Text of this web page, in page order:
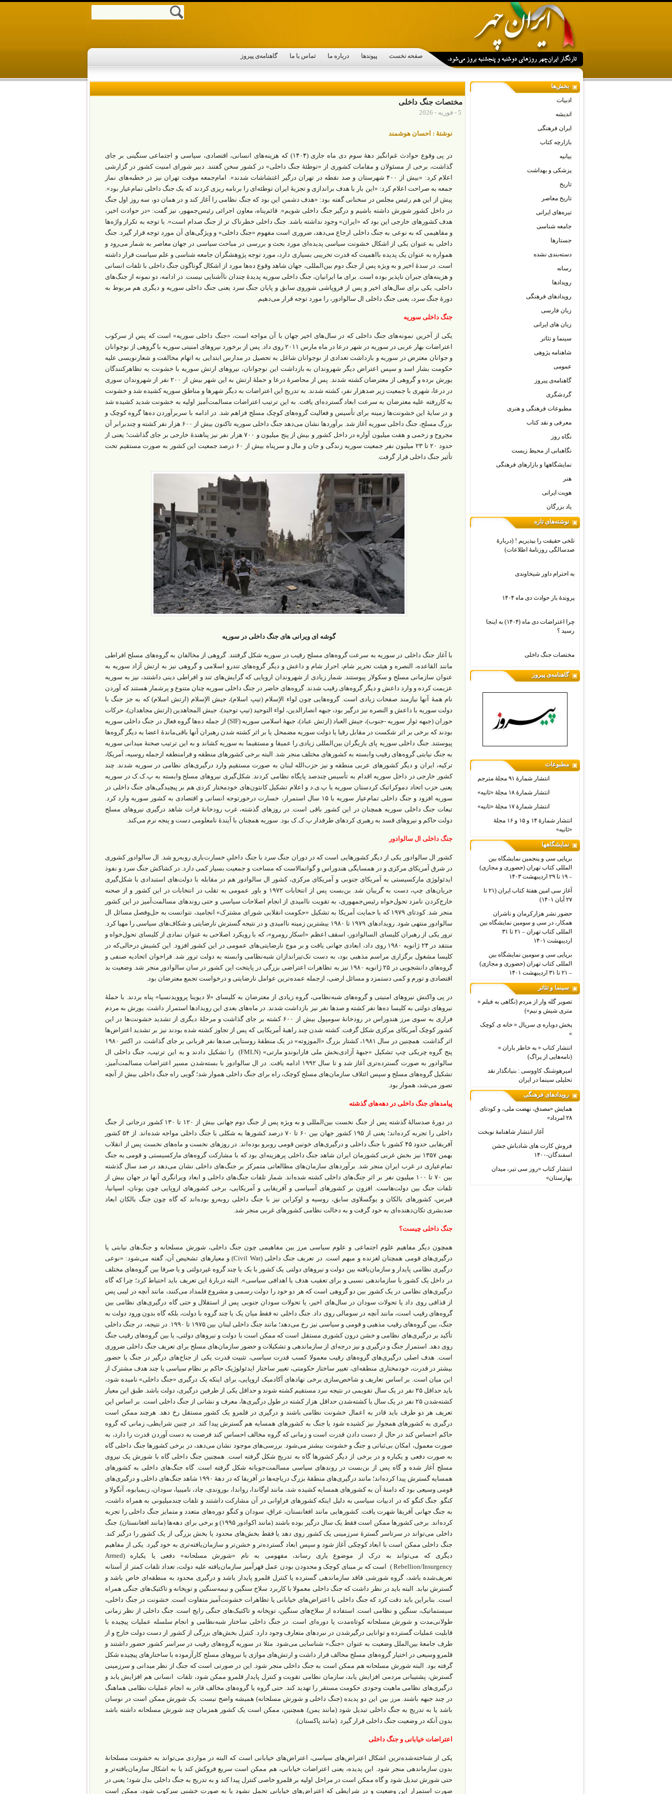
صفحه نخست پیوندها درباره ما تماس با ما گاهنامه‌ی پیروز
مختصات جنگ داخلی
5 - فوریه - 2026
نوشتۀ : احسان هوشمند
در پی وقوع حوادث غم‌انگیز دهۀ سوم دی ‌ماه جاری (۱۴۰۴) که هزینه‌‌های انسانی، اقتصادی، سیاسی و اجتماعی سنگینی بر جای
گذاشت، برخی از مسئولان و مقامات کشوری از «توطئۀ جنگ داخلی» در کشور سخن گفتند. دبیر شورای امنیت کشور در گزارشی
اعلام کرد: «بیش از ۴۰۰ شهرستان و صد نقطه در تهران درگیر اغتشاشات شدند». امام‌جمعه موقت تهران نیز در خطبه‌‌های نماز
جمعه به‌ صراحت اعلام کرد: «این بار با هدف براندازی و تجزیۀ ایران توطئه‌‌ای را برنامه‌ ریزی کردند که یک جنگ داخلی تمام‌عیار بود».
پیش ‌از این هم رئیس مجلس در سخنانی گفته بود: «هدف دشمن این بود که جنگ نظامی را آغاز کند و در همان دو، سه روز اول جنگ
در داخل کشور شورش داشته باشیم و درگیر جنگ داخلی شویم». قائم‌پناه، معاون اجرائی رئیس‌جمهور، نیز گفت: «در حوادث اخیر،
هدف کشورهای خارجی این بود که «ایران» وجود نداشته باشد. جنگ داخلی خطرناک ‌تر از جنگ صدام است». با توجه به تکرار واژه‌‌ها
و مفاهیمی که به نوعی به جنگ داخلی ارجاع می‌‌دهد، ضروری است مفهوم «جنگ داخلی» و ویژگی‌‌های آن مورد توجه قرار گیرد. جنگ
داخلی به‌ عنوان یکی از اشکال خشونت سیاسی پدیده‌‌ای مورد بحث و بررسی در مباحث سیاسی در جهان معاصر به شمار می‌‌رود و
همواره به ‌عنوان یک پدیده با‌اهمیت که قدرت تخریبی بسیاری دارد، مورد توجه پژوهشگران جامعه ‌شناسی و علم سیاست قرار داشته
است. در سدۀ اخیر و به ‌ویژه پس از جنگ دوم بین‌المللی‌‌، جهان شاهد وقوع ده‌ها مورد از اشکال گوناگون جنگ داخلی با تلفات انسانی
و هزینه‌‌های جبران ‌ناپذیر بوده است. برای ما ایرانیان، جنگ داخلی سوریه پدیدۀ چندان ناآشنایی نیست. در ادامه، دو نمونه از جنگ‌‌های
داخلی، یکی برای سال‌‌های اخیر و پس از فروپاشی شوروی سابق و پایان جنگ سرد یعنی جنگ داخلی سوریه و دیگری هم مربوط به
دورۀ جنگ سرد، یعنی جنگ داخلی ال سالوادور، را مورد توجه قرار می‌‌دهیم.
جنگ داخلی سوریه
یکی از آخرین نمونه‌‌های جنگ داخلی که در سال‌‌های اخیر جهان با آن مواجه است، «جنگ داخلی سوریه‌» است که پس از سرکوب
اعتراضات بهار عربی در سوریه در شهر درعا در ماه مارس ۲۰۱۱ روی داد. پس از برخورد نیروهای امنیتی سوریه با گروهی از نوجوانان
و جوانان معترض در سوریه و بازداشت تعدادی از نوجوانان شاغل به تحصیل در مدارس ابتدایی به اتهام مخالفت و شعارنویسی علیه
حکومت بشار اسد و سپس اعتراض دیگر شهروندان به بازداشت این نوجوانان، نیروهای ارتش سوریه با خشونت به تظاهرکنندگان
یورش برده و گروهی از معترضان کشته شدند. پس از محاصرۀ درعا و حملۀ ارتش به این شهر بیش از ۲۰۰ نفر از شهروندان سوری
در درعا، شهری با جمعیت زیر صدهزار نفر، کشته شدند. به ‌تدریج این اعتراضات به دیگر شهرها و مناطق سوریه کشیده شد و خشونت
به ‌کار‌رفته علیه معترضان به‌ سرعت ابعاد گسترده‌‌ای یافت. به‌ این‌ ترتیب اعتراضات مسالمت‌آمیز اولیه به خشونت شدید کشیده شد
و در سایۀ این خشونت‌‌ها زمینه برای تأسیس و فعالیت گروه‌‌های کوچک مسلح فراهم شد. در ادامه با سربرآوردن ده‌ها گروه کوچک و
بزرگ مسلح، جنگ داخلی سوریه آغاز شد. برآوردها نشان می‌‌دهد جنگ داخلی سوریه تاکنون بیش از ۶۰۰ هزار نفر کشته و چندبرابر آن
مجروح و زخمی و هفت میلیون آواره در داخل کشور و بیش از پنج‌ میلیون‌ و ۷۰۰ هزار نفر نیز پناهندۀ خارجی بر جای گذاشت؛ یعنی از
حدود ۲۰ تا ۲۳ میلیون نفر جمعیت سوریه زندگی و جان و مال و سرپناه بیش از ۶۰ درصد جمعیت این کشور به صورت مستقیم تحت
تأثیر جنگ داخلی قرار گرفت.
گوشه ای ویرانی های جنگ داخلی در سوریه
با آغاز جنگ داخلی در سوریه به ‌سرعت گروه‌‌های مسلح رقیب در سوریه شکل گرفتند. گروهی از مخالفان به گروه‌‌های مسلح افراطی
مانند القاعده، النصره و هیئت تحریر شام، احرار شام و داعش و دیگر گروه‌‌های تندرو اسلامی و گروهی نیز به ارتش آزاد سوریه به‌
عنوان سازمانی مسلح و سکولار پیوستند. شمار زیادی از شهروندان اروپایی که گرایش‌‌های تند و افراطی دینی داشتند، نیز به سوریه
عزیمت کرده و وارد داعش و دیگر گروه‌‌های رقیب شدند. گروه‌‌های حاضر در جنگ داخلی سوریه چنان متنوع و پرشمار هستند که آوردن
نام همۀ آنها نیازمند صفحات زیادی است. گروه‌‌هایی چون لواء الإسلام (تیپ اسلام)، جیش الإسلام (ارتش اسلام) که به‌ جز جنگ با
دولت سوریه با داعش و النصره نیز درگیر بود، جبهه انصار‌الدین، لواء التوحید (تیپ توحید)، جیش المجاهدین (ارتش مجاهدان)، حرکات
حوران (جبهه ثوار سوریه -جنوب)، جیش العباد (ارتش عباد)، جبهۀ اسلامی سوریه (SIF) از جمله ده‌ها گروه فعال در جنگ داخلی سوریه
بودند که برخی بر اثر شکست در مقابل رقبا یا دولت سوریه مضمحل یا بر اثر کشته ‌شدن رهبران آنها باقی‌ماندۀ اعضا به دیگر گروه‌‌ها
پیوستند. جنگ داخلی سوریه پای بازیگران بین‌المللی زیادی را عمیقا و مستقیما به سوریه کشاند و به ‌این ‌ترتیب صحنۀ میدانی سوریه
به جنگ نیابتی گروه‌‌های رقیب وابسته به کشورهای مختلف منجر شد. البته برخی کشورهای منطقه و فرامنطقه ازجمله روسیه، آمریکا،
ترکیه، ایران‌ و دیگر کشورهای عربی منطقه و نیز حزب‌الله لبنان به صورت مستقیم وارد درگیری‌‌های نظامی در سوریه شدند. چند
کشور خارجی در داخل سوریه اقدام به تأسیس چندصد پایگاه نظامی کردند. شکل‌گیری نیروهای مسلح وابسته به پ‌.ک‌.ک در سوریه
یعنی حزب اتحاد دموکراتیک کردستان سوریه یا پ‌.ی‌.د و اعلام تشکیل کانتون‌‌های خودمختار کردی هم بر پیچیدگی‌‌های جنگ داخلی در
سوریه افزود و جنگ داخلی تمام‌عیار سوریه با ۱۵ سال استمرار، خسارت درخورتوجه انسانی و اقتصادی به کشور سوریه وارد کرد.
تبعات جنگ داخلی سوریه همچنان در این کشور باقی است. در روزهای گذشته، غرب رودخانۀ فرات شاهد درگیری نیروهای مسلح
دولت حاکم و نیروهای قسد به رهبری کردهای طرفدار پ.ک.ک بود. سوریه همچنان با آیندۀ نامعلومی دست‌ و ‌پنجه نرم می‌‌کند.
جنگ داخلی ال سالوادور
کشور ال سالوادور یکی از دیگر کشورهایی است که در دوران جنگ سرد با جنگ داخلیِ خسارت‌باری روبه‌رو شد. ال سالوادور کشوری
در شرق آمریکای مرکزی و در همسایگی هندوراس و گواتمالاست که مساحت و جمعیت بسیار کمی دارد. در کشاکش جنگ سرد و نفوذ
ایدئولوژی مارکسیستی به آمریکای جنوبی و آمریکای مرکزی، کشور ال سالوادور هم در مقابله با دولت‌‌های استبدادی با شکل‌گیری
جریان‌‌های چپ، دست به گریبان شد. بن‌بست پس از انتخابات ۱۹۷۲ و باور عمومی به تقلب در انتخابات در این کشور و از صحنه
خارج‌کردن نامزد تحول‌خواه رئیس‌جمهوری، به تقویت ناامیدی از انجام اصلاحات سیاسی و حتی روندهای مسالمت‌آمیز در این کشور
منجر شد. کودتای ۱۹۷۹ که با حمایت آمریکا به تشکیل «حکومت انقلابی شورای مشترک» انجامید، نتوانست به حل‌وفصل مسائل ال
سالوادور منتهی شود. رویدادهای ۱۹۷۹ تا ۱۹۸۰ بیشترین زمینه ناامیدی و در نتیجه گسترش نارضایتی و شکاف‌‌های سیاسی را مهیا کرد.
ترور یکی از رهبران کلیسای السالوادور، اسقف اعظم «اسکار رومرو»، که با رویکرد اصلاحی به ‌عنوان نمادی از کلیسای تحول‌خواه و
منتقد در ۲۴ ژانویه ۱۹۸۰ روی داد‌‌، ابعادی جهانی یافت و بر موج نارضایتی‌‌های عمومی در این کشور افزود. این کشیش درحالی‌که در
کلیسا مشغول برگزاری مراسم مذهبی بود، به دست تک‌تیراندازان شبه‌نظامی وابسته به دولت ترور شد. فراخوان اتحادیه صنفی و
گروه‌‌های دانشجویی در ۲۵ ژانویه ۱۹۸۰ نیز به تظاهرات اعتراضی بزرگی در پایتخت این کشور در سان سالوادور منجر شد. وضعیت بد
اقتصادی و تورم و کمی دستمزد و مسائل ارضی، ازجمله عمده‌ترین عوامل نارضایتی و درخواست تجمع معترضان بود.
در پی واکنش نیروهای امنیتی و گروه‌‌های شبه‌نظامی، گروه زیادی از معترضان به کلیسای «لا دیوینا پروویدنسیا» پناه بردند. با حملۀ
نیروهای دولتی به کلیسا ده‌ها نفر کشته و صدها نفر نیز بازداشت شدند. در ماه‌‌های بعدی این رویدادها استمرار داشت. یورش به مردم
فراری به سوی مرز هندوراس در رودخانۀ سومپول بیش از ۶۰۰ کشته بر جای گذاشت و مرحلۀ دیگری از تشدید خشونت‌‌ها در این
کشور کوچک آمریکای مرکزی شکل گرفت. کشته ‌شدن چند راهبۀ آمریکایی که پس از تجاوز کشته شده بودند نیز بر تشدید اعتراض‌‌ها
اثر گذاشت. همچنین در سال ۱۹۸۱، کشتار بزرگ «الموزوته» در یک منطقۀ روستایی صدها نفر قربانی بر جای گذاشت. در اکتبر ۱۹۸۰
پنج گروه چریکی چپ تشکیل «جبهۀ آزادی‌بخش ملی فارابوندو مارتی» (FMLN) را تشکیل دادند و به‌ این ‌ترتیب، جنگ داخلی ال
سالوادور به صورت گسترده‌تری آغاز شد و تا سال ۱۹۹۲ ادامه یافت. در ال سالوادور با بسته‌شدن مسیر اعتراضات مسالمت‌آمیز،
تشکیل گروه‌‌های مسلح و سپس ائتلاف سازمان‌‌های مسلح کوچک‌‌، راه برای جنگ داخلی هموار شد؛ گویی راه جنگ داخلی بیش از آنچه
تصور می‌‌شد، هموار بود.
پیامدهای جنگ داخلی در دهه‌‌های گذشته
در دورۀ صدسالۀ گذشته پس از جنگ نخست بین‌المللی و به ویژه پس از جنگ دوم جهانی بیش از ۱۲۰ تا ۱۳۰ کشور درجاتی از جنگ
داخلی را تجربه کرده‌اند؛ یعنی از ۱۹۵ کشور جهان بین ۶۰ تا ۷۰ درصد کشورها به شکلی با جنگ داخلی مواجه شده‌اند. از ۵۴ کشور
آفریقایی حدود ۴۵ کشور با جنگ داخلی و درگیری‌‌های خونین قومی روبرو بوده‌اند. در روزهای نخست و ماه‌‌های نخست پس از انقلاب
بهمن ۱۳۵۷ نیز بخش غربی کشورمان ایران شاهد جنگ داخلی پرهزینه‌‌ای بود که با مشارکت گروه‌‌های مارکسیستی و قومی به جنگ
تمام‌عیاری در غرب ایران منجر شد. برآوردهای سازمان‌‌های مطالعاتی متمرکز بر جنگ‌‌های داخلی نشان می‌‌دهد در صد سال گذشته
بین ۷۰ تا ۱۰۰ میلیون نفر بر اثر جنگ‌‌های داخلی کشته شده‌اند. شمار تلفات جنگ‌‌های داخلی و ابعاد ویرانگری آنها در جهان بیش از
تلفات جنگ بین دولت‌هاست. افزون بر کشورهای آسیاسی و آفریقایی و آمریکایی، برخی کشورهای اروپایی چون یونان، اسپانیا،
قبرس، کشورهای بالکان و یوگسلاوی سابق، روسیه و اوکراین نیز با جنگ داخلی روبه‌رو بوده‌اند که گاه چون جنگ بالکان ابعاد
ضدبشری تکان‌دهنده‌‌ای به خود گرفت و به دخالت نظامی کشورهای غربی منجر شد.
جنگ داخلی چیست؟
همچون دیگر مفاهیم علوم اجتماعی و علوم سیاسی مرز بین مفاهیمی چون جنگ داخلی، شورش مسلحانه و جنگ‌‌های نیابتی یا
درگیری‌‌های قومی همچنان لغزنده و مبهم است. در تعریف جنگ داخلی (Civil War) و معیارهای تشخیص آن، گفته می‌‌شود: «نوعی
درگیری نظامی پایدار و سازمان‌یافته بین دولت و نیروهای دولتی یک کشور با یک یا چند گروه غیردولتی و یا صرفا بین گروه‌‌های مختلف
در داخل یک کشور با سازماندهی نسبی و برای تعقیب هدف یا اهدافی سیاسی». البته دربارۀ این تعریف باید احتیاط کرد؛ چرا که گاه
درگیری‌‌های نظامی در یک کشور بین دو گروهی است که هر دو خود را دولت رسمی و مشروع قلمداد می‌‌کنند، مانند آنچه در لیبی پس
از قذافی روی داد یا تحولات سودان در سال‌‌های اخیر، یا تحولات سودان جنوبی پس از استقلال و حتی گاه درگیری‌‌های نظامی بین
گروه‌‌های رقیب است، مانند آنچه در سومالی روی داد. جنگ داخلی نه‌ فقط میان یک یا چند گروه با دولت، بلکه گاه بدون ورود دولت به
جنگ، بین گروه‌‌های رقیب مذهبی و قومی و سیاسی نیز رخ می‌دهد؛ مانند جنگ داخلی لبنان بین ۱۹۷۵ تا ۱۹۹۰. در نتیجه، در جنگ داخلی
تأکید بر درگیری‌‌های نظامی و خشن درون‌ کشوری مستقل است که ممکن است با دولت و نیروهای دولتی، یا بین گروه‌‌های رقیب جنگ
روی دهد. استمرار جنگ و درگیری و نیز درجه‌‌ای از سازماندهی و تشکیلات و حضور سازمان‌‌های مسلح برای تعریف جنگ داخلی ضروری
است. هدف اصلی درگیری‌های گروه‌‌های رقیب معمولا کسب قدرت سیاسی، تثبیت قدرت یکی از جناح‌‌های درگیر در جنگ‌ یا حضور
بیشتر در قدرت، خودمختاری منطقه‌ای، تغییر ساختار حکومتی، تغییر ساختار ایدئولوژیک حاکم بر نظام سیاسی‌ یا چند هدف مشترک از
این میان است. بر اساس تعاریف و شاخص‌سازی برخی نهادهای آکادمیک اروپایی، برای اینکه یک درگیری «جنگ داخلی» نامیده شود،
باید حداقل ۲۵ نفر در یک سال تقویمی در نتیجه نبرد مستقیم کشته شوند و حداقل یکی از طرفین درگیری، دولت باشد. طبق این معیار
کشته‌شدن ۲۵ نفر در یک سال یا کشته‌شدن حداقل هزار کشته در طول درگیری‌‌ها، معرف و نشانی از جنگ داخلی است. بر اساس این
تعریف هر دو طرف باید قادر به اعمال خشونت نظامی باشند و درگیری در قلمرو یک کشور مستقل رخ دهد. هرچند ممکن است
درگیری به کشورهای همجوار نیز کشیده شود یا جنگ به کشورهای همسایه هم گسترش پیدا کند. در چنین شرایطی، زمانی که گروه
حاکم احساس کند در حال از دست دادن قدرت است و زمانی که گروه مخالف احساس کند فرصت به دست آوردن قدرت را دارد، به
صورت معمول، امکان بی‌ثباتی و جنگ و خشونت بیشتر می‌‌شود. بررسی‌‌های موجود نشان می‌‌دهد، در برخی کشورها جنگ داخلی گاه
به صورت دفعی و یکباره و در برخی از دیگر کشورها گاه به تدریج شکل گرفته است. همچنین جنگ داخلی گاه با شورش یک نیروی
مسلح آغاز شده و گاه پس از بن‌بست در روندهای سیاسی مسالمت‌جویانه شکل گرفته است. گاه جنگ‌های داخلی به کشورهای
همسایه گسترش پیدا کرده‌اند؛ ‌مانند درگیری‌های منطقۀ بزرگ دریاچه‌ها در آفریقا که در دهۀ ۱۹۹۰ شاهد جنگ‌‌های داخلی و درگیری‌‌های
قومی وسیعی بود که دامنۀ آن به کشورهای همسایه کشیده شد، مانند اوگاندا، رواندا، بوروندی، چاد، نامیبیا، سودان، زیمبابوه، آنگولا و
کنگو. جنگ کنگو که در ادبیات سیاسی به دلیل اینکه کشورهای فراوانی در آن مشارکت داشتند و تلفات چندمیلیونی به همراه داشت،
به جنگ جهانی آفریقا شهرت یافت. کشورهایی مانند افغانستان، عراق، سودان و کنگو دوره‌های متعدد و متمایز جنگ داخلی را تجربه
کرده‌اند. برخی کشورها ممکن است فقط یک سال درگیر بوده باشند (مانند اکوادور ۱۹۹۵) و برخی برای دهه‌ها (مانند افغانستان). جنگ
داخلی می‌‌تواند در سرتاسر گسترۀ سرزمینی یک کشور روی دهد یا فقط بخش‌‌های محدود یا بخش بزرگی از یک کشور را درگیر کند.
جنگ داخلی ممکن است با ابعاد کوچکی آغاز شود و سپس ابعاد گسترده‌تر و خشن‌تر و سازمان‌یافته‌تری به خود گیرد. یکی از مفاهیم
دیگری که می‌‌تواند به درک از موضوع یاری رساند، مفهومی به نام «شورش مسلحانه» دفعی یا یکباره (Armed
Rebellion/Insurgency) است که بر مبنای کوچک و محدودن بودن عمل قهرآمیز سازمان‌یافته علیه دولت، تعداد تلفات کمتر از آستانه
تعریف‌شده باشد‌‌، گروه شورشی فاقد سازماندهی گسترده یا کنترل قلمرو پایدار باشد و درگیری محدود به منطقه‌ای خاص باشد و
گسترش نیابد. البته باید در نظر داشت که جنگ داخلی معمولا با کاربرد سلاح سنگین و نیمه‌سنگین و توپخانه و تاکتیک‌‌های جنگی همراه
است. بنابراین باید دقت کرد که جنگ داخلی با اعتراض‌‌های خیابانی یا تظاهرات خشونت‌آمیز متفاوت است. خشونت در جنگ داخلی،
سیستماتیک، سنگین و نظامی است. استفاده از سلاح‌های سنگین، توپخانه و تاکتیک‌های جنگی رایج است. جنگ داخلی از نظر زمانی
طولانی‌مدت و شورش مسلحانه کوتاه‌مدت یا دوره‌‌ای است. در جنگ داخلی ساختار شبه‌نظامی و انجام سلسله عملیات پیچیده با
قابلیت عملیات گسترده و توانایی درگیرشدن در نبردهای متعارف وجود دارد. کنترل بخش‌‌های بزرگی از کشور از دست دولت خارج و از
طرف جامعۀ بین‌الملل وضعیت به عنوان «جنگ» شناسایی می‌‌شود. مثلا در سوریه گروه‌‌های رقیب در سراسر کشور حضور داشتند و
قلمرو وسیعی در اختیار گروه‌‌های مسلح مخالف قرار داشت و ارتش‌های موازی یا نیروهای مسلح کارآزموده با ساختارهای پیچیده شکل
گرفته بود. البته شورش مسلحانه هم ممکن است به جنگ داخلی منجر شود. این در صورتی است که جنگ از نظر میدانی و سرزمینی
گسترش، پشتیبانی مردمی افزایش یابد، سازمان نظامی تقویت و کنترل پایدار قلمرو ممکن شود، تلفات انسانی هم افزایش یابد و
درگیری‌‌های نظامی ماهیت وجودی حکومت مستقر را تهدید کند. حتی گروه یا گروه‌‌های مخالف قادر به انجام عملیات نظامی هماهنگ
در چند جبهه باشند. مرز بین این دو پدیده (جنگ داخلی و شورش مسلحانه) همیشه واضح نیست. یک شورش ممکن است در نوسان
باشد یا به تدریج به جنگ داخلی تبدیل شود (مانند یمن). همچنین، ممکن است یک کشور همزمان چند شورش مسلحانه داشته باشد
بدون آنکه در وضعیت جنگ داخلی قرار گیرد (مانند پاکستان).
اعتراضات خیابانی و جنگ داخلی
یکی از شناخته‌شده‌ترین اشکال اعتراض‌‌های سیاسی، اعتراض‌‌های خیابانی است که البته در مواردی می‌‌تواند به خشونت مسلحانۀ
بدون سازماندهی منجر شود. این پدیده، یعنی اعتراضات خیابانی، هم ممکن است سریع فروکش کند یا به اشکال سازمان‌یافته‌تر و
حتی شورش تبدیل شود و گاه ممکن است در مراحل اولیه بر قلمرو خاصی کنترل پیدا ‌‌کند و به تدریج به جنگ داخلی بدل شود؛ یعنی در
صورت استمرار این وضعیت و در شرایطی که اعتراض‌‌های خیابانی تحمل نشود یا به صورت خشنی سرکوب شود، ممکن است
بخش‌ها
ادبیات
اندیشه
ایران فرهنگی
بازارچه کتاب
بیانیه
پزشکی و بهداشت
تاریخ
تاریخ معاصر
تیره‌های ایرانی
جامعه شناسی
جستارها
دسته‌بندی نشده
رسانه
رویدادها
رویدادهای فرهنگی
زبان فارسی
زبان های ایرانی
سینما و تئاتر
شاهنامه پژوهی
عمومی
گاهنامه‌ی پیروز
گردشگری
مطبوعات فرهنگی و هنری
معرفی و نقد کتاب
نگاه روز
نگاهبانی از محیط زیست
نمایشگاهها و بازارهای فرهنگی
هنر
هویت ایرانی
یاد بزرگان
نوشته‌های تازه
تلخی حقیقت را بپذیریم ! (دربارۀ
صدسالگی روزنامۀ اطلاعات)
به احترام داور شیخاوندی
پروندۀ باز حوادث دی ماه ۱۴۰۴
چرا اعتراضات دی‌ ماه (۱۴۰۴) به اینجا
رسید ؟
مختصات جنگ داخلی
گاهنامه‌ی پیروز
مطبوعات
انتشار شمارۀ ۹۱ مجلۀ مترجم
انتشار شمارۀ ۱۸ مجلۀ «ثانیه»
انتشار شمارۀ ۱۷ مجلۀ «ثانیه»
انتشار شمارۀ ۱۴ و ۱۵ و ۱۶ مجلۀ
«ثانیه»
نمایشگاهها
برپایی سی و پنجمین نمایشگاه بین
المللی کتاب تهران (حضوری و مجازی)
– ۱۹ تا ۲۹ اردیبهشت ۱۴۰۳
آغاز سی امین هفتۀ کتاب ایران (۲۱ تا
۲۷ آبان ۱۴۰۱)
حضور نشر هزارکرمان و ناشران
همکار، در سی و سومین نمایشگاه بین
المللی کتاب تهران – ۲۱ تا ۳۱
اردیبهشت ۱۴۰۱
برپایی سی و سومین نمایشگاه بین
المللی کتاب تهران (حضوری و مجازی)
– ۲۱ تا ۳۱ اردیبهشت ۱۴۰۱
سینما و تئاتر
تصویر گله وار از مردم (نگاهی به فیلم «
متری شیش و نیم»)
پخش دوباره ی سریال « خانه ی کوچک
»
انتشار کتاب « به خاطر باران »
(نامه‌هایی از پراگ)
امیرهوشنگ کاووسی : بنیانگذار نقد
تحلیلی سینما در ایران
رویدادهای فرهنگی
همایش «مصدق، نهضت ملی، و کودتای
۲۸ امرداد»
آغاز انتشار شاهنامۀ نوبخت
فروش کارت های شادباش جشن
اسفندگان-۱۴۰۰
انتشار کتاب «روز سی تیر، میدان
بهارستان»